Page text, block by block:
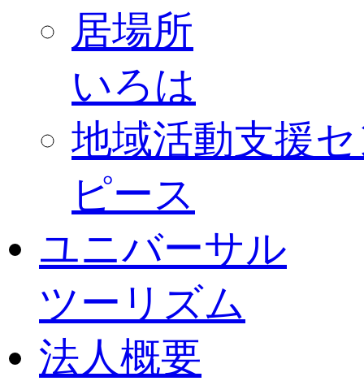
居場所
いろは
地域活動支援
ピース
ユニバーサル
ツーリズム
法人概要